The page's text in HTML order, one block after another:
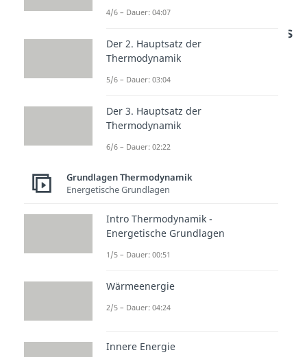
Entropieänderung
anhand eines Verdichters
erklärt
Wir betrachten zur Erklärung der
Verdichter, den Luft mit einem
Massenstrom von 0,5 Kilogramm
hat dabei zu Beginn die
und einen Druck
Megapascal. Der Verdichter
arbeitet isotherm, also ohne
Temperaturänderung. Er
eine Leistung
4/6 – Dauer: 04:07
Der 2. Hauptsatz der
Thermodynamik
5/6 – Dauer: 03:04
Der 3. Hauptsatz der
Thermodynamik
6/6 – Dauer: 02:22
Grundlagen Thermodynamik
Energetische Grundlagen
Intro Thermodynamik -
Energetische Grundlagen
1/5 – Dauer: 00:51
Wärmeenergie
2/5 – Dauer: 04:24
Innere Energie